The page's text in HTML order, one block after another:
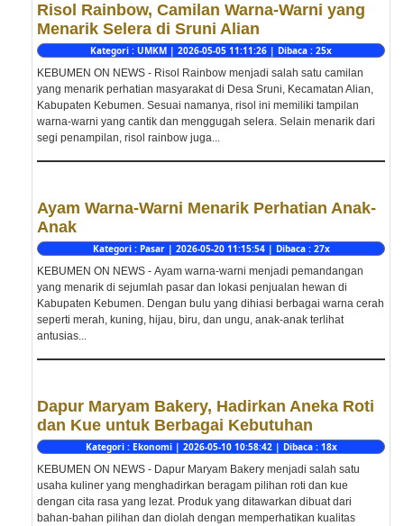
Risol Rainbow, Camilan Warna-Warni yang
Menarik Selera di Sruni Alian
Kategori : UMKM | 2026-05-05 11:11:26 | Dibaca : 25x
KEBUMEN ON NEWS - Risol Rainbow menjadi salah satu camilan
yang menarik perhatian masyarakat di Desa Sruni, Kecamatan Alian,
Kabupaten Kebumen. Sesuai namanya, risol ini memiliki tampilan
warna-warni yang cantik dan menggugah selera. Selain menarik dari
segi penampilan, risol rainbow juga...
Ayam Warna-Warni Menarik Perhatian Anak-
Anak
Kategori : Pasar | 2026-05-20 11:15:54 | Dibaca : 27x
KEBUMEN ON NEWS - Ayam warna-warni menjadi pemandangan
yang menarik di sejumlah pasar dan lokasi penjualan hewan di
Kabupaten Kebumen. Dengan bulu yang dihiasi berbagai warna cerah
seperti merah, kuning, hijau, biru, dan ungu, anak-anak terlihat
antusias...
Dapur Maryam Bakery, Hadirkan Aneka Roti
dan Kue untuk Berbagai Kebutuhan
Kategori : Ekonomi | 2026-05-10 10:58:42 | Dibaca : 18x
KEBUMEN ON NEWS - Dapur Maryam Bakery menjadi salah satu
usaha kuliner yang menghadirkan beragam pilihan roti dan kue
dengan cita rasa yang lezat. Produk yang ditawarkan dibuat dari
bahan-bahan pilihan dan diolah dengan memperhatikan kualitas